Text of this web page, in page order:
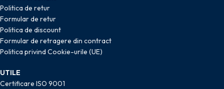
Politica de retur
Formular de retur
Politica de discount
Formular de retragere din contract
Politica privind Cookie-urile (UE)
UTILE
Certificare ISO 9001